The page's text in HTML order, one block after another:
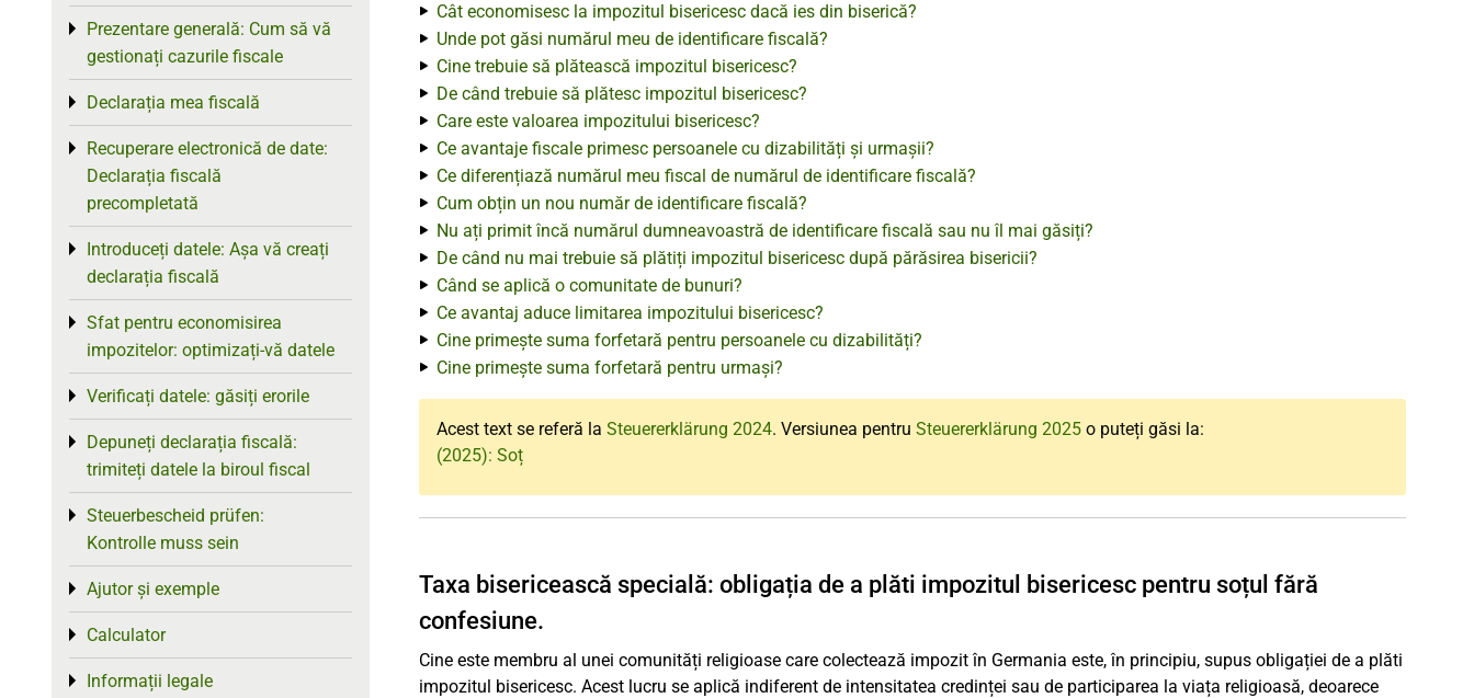
Cât economisesc la impozitul bisericesc dacă ies din biserică?
Unde pot găsi numărul meu de identificare fiscală?
Cine trebuie să plătească impozitul bisericesc?
De când trebuie să plătesc impozitul bisericesc?
Care este valoarea impozitului bisericesc?
Ce avantaje fiscale primesc persoanele cu dizabilități și urmașii?
Ce diferențiază numărul meu fiscal de numărul de identificare fiscală?
Cum obțin un nou număr de identificare fiscală?
Nu ați primit încă numărul dumneavoastră de identificare fiscală sau nu îl mai găsiți?
De când nu mai trebuie să plătiți impozitul bisericesc după părăsirea bisericii?
Când se aplică o comunitate de bunuri?
Ce avantaj aduce limitarea impozitului bisericesc?
Cine primește suma forfetară pentru persoanele cu dizabilități?
Cine primește suma forfetară pentru urmași?
Acest text se referă la Steuererklärung 2024. Versiunea pentru Steuererklärung 2025 o puteți găsi la:
(2025): Soț
Taxa bisericească specială: obligația de a plăti impozitul bisericesc pentru soțul fără
confesiune.
Cine este membru al unei comunități religioase care colectează impozit în Germania este, în principiu, supus obligației de a plăti
impozitul bisericesc. Acest lucru se aplică indiferent de intensitatea credinței sau de participarea la viața religioasă, deoarece
Prezentare generală: Cum să vă
gestionați cazurile fiscale
Toggle menu
Declarația mea fiscală
Toggle menu
Recuperare electronică de date:
Declarația fiscală
precompletată
Toggle menu
Introduceți datele: Așa vă creați
declarația fiscală
Toggle menu
Sfat pentru economisirea
impozitelor: optimizați-vă datele
Toggle menu
Verificați datele: găsiți erorile
Toggle menu
Depuneți declarația fiscală:
trimiteți datele la biroul fiscal
Toggle menu
Steuerbescheid prüfen:
Kontrolle muss sein
Toggle menu
Ajutor și exemple
Toggle menu
Calculator
Toggle menu
Informații legale
Toggle menu